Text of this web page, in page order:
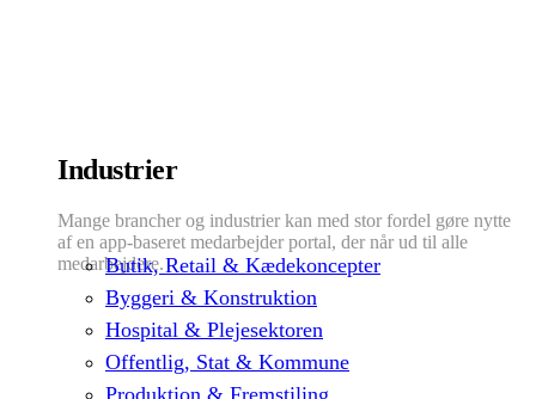
Industrier
Mange brancher og industrier kan med stor fordel gøre nytte
af en app-baseret medarbejder portal, der når ud til alle
medarbejdere.
Butik, Retail & Kædekoncepter
Byggeri & Konstruktion
Hospital & Plejesektoren
Offentlig, Stat & Kommune